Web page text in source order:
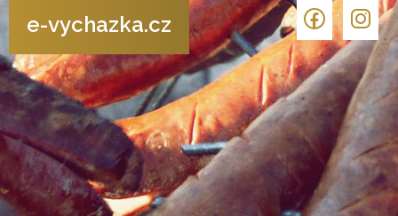
e-vychazka.cz